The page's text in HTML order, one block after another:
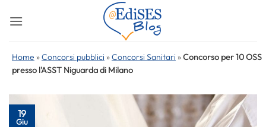
Home »Concorsi pubblici »Concorsi Sanitari »Concorso per 10 OSS
presso l'ASST Niguarda di Milano
19
Giu